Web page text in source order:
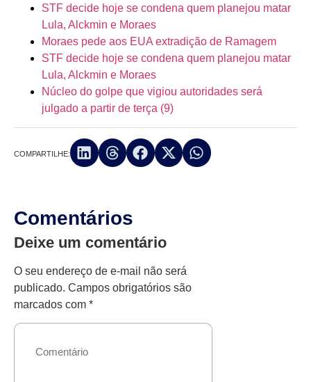
STF decide hoje se condena quem planejou matar
Lula, Alckmin e Moraes
Moraes pede aos EUA extradição de Ramagem
STF decide hoje se condena quem planejou matar
Lula, Alckmin e Moraes
Núcleo do golpe que vigiou autoridades será
julgado a partir de terça (9)
COMPARTILHE:
Comentários
Deixe um comentário
O seu endereço de e-mail não será
publicado. Campos obrigatórios são
marcados com *